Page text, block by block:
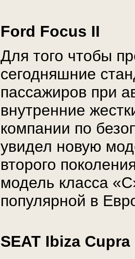
Ford Focus II
Для того чтобы
сегодняшние
пассажиров при
внутренние
компании по
увидел новую
второго
модель класса
популярной в
SEAT Ibiza Cupra